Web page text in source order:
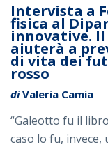
Intervista a
fisica al
innovative.
aiuterà a
di vita dei
rosso
diValeria Camia
“Galeotto fu il
caso lo fu, invece,